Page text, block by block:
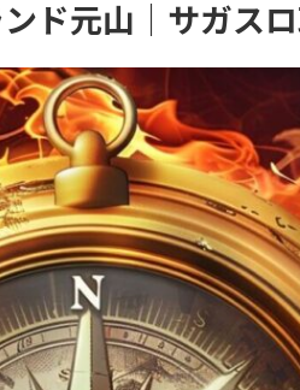
ド元山｜サガス